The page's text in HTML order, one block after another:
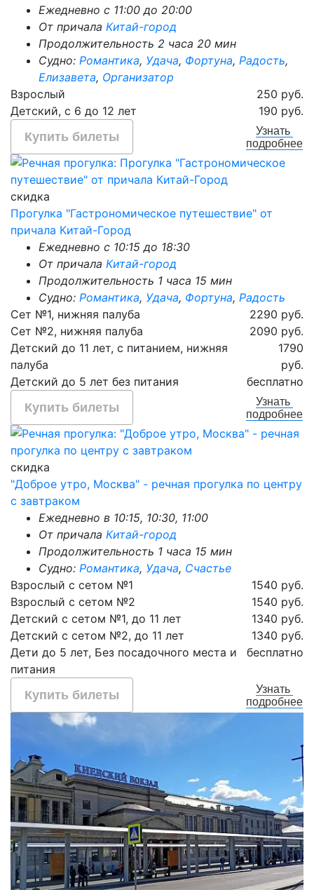
Ежедневно с 11:00 до 20:00
От причала Китай-город
Продолжительность 2 часа 20 мин
Судно: Романтика, Удача, Фортуна, Радость,
Елизавета, Организатор
Взрослый
250 руб.
Детский, с 6 до 12 лет
190 руб.
Купить билеты
Узнать
подробнее
скидка
Прогулка "Гастрономическое путешествие" от
причала Китай-Город
Ежедневно с 10:15 до 18:30
От причала Китай-город
Продолжительность 1 часа 15 мин
Судно: Романтика, Удача, Фортуна, Радость
Сет №1, нижняя палуба
2290 руб.
Сет №2, нижняя палуба
2090 руб.
Детский до 11 лет, с питанием, нижняя
палуба
1790
руб.
Детский до 5 лет без питания
бесплатно
Купить билеты
Узнать
подробнее
скидка
"Доброе утро, Москва" - речная прогулка по центру
с завтраком
Ежедневно в 10:15, 10:30, 11:00
От причала Китай-город
Продолжительность 1 часа 15 мин
Судно: Романтика, Удача, Счастье
Взрослый с сетом №1
1540 руб.
Взрослый с сетом №2
1540 руб.
Детский с сетом №1, до 11 лет
1340 руб.
Детский с сетом №2, до 11 лет
1340 руб.
Дети до 5 лет, Без посадочного места и
питания
бесплатно
Купить билеты
Узнать
подробнее